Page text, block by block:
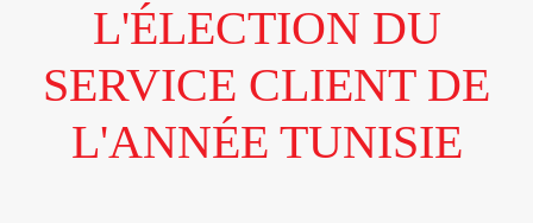
L'ÉLECTION DU
SERVICE CLIENT DE
L'ANNÉE TUNISIE